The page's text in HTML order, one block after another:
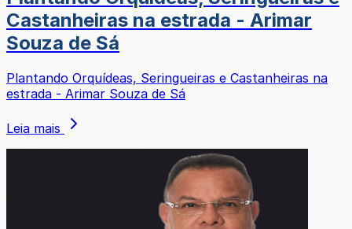
Castanheiras na estrada - Arimar
Souza de Sá
Plantando Orquídeas, Seringueiras e Castanheiras na
estrada - Arimar Souza de Sá
Leia mais